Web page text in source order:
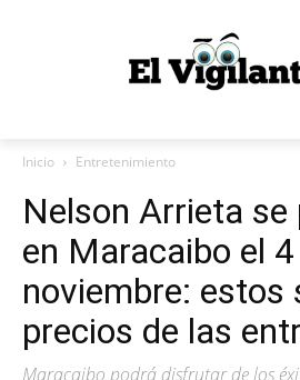
Inicio Entretenimiento
Nelson Arrieta se
en Maracaibo el
noviembre: estos
precios de las
Maracaibo podrá disfrutar de los